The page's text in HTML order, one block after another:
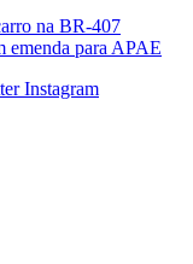
na BR-407
emenda para APAE
Instagram